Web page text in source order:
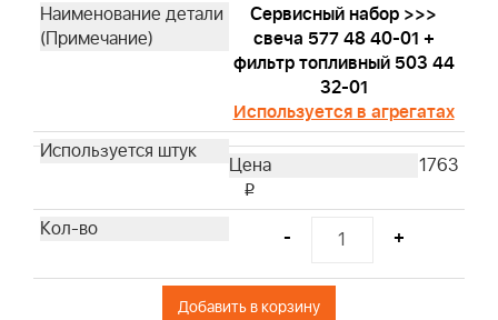
Сервисный набор >>>
свеча 577 48 40-01 +
фильтр топливный 503 44
32-01
Используется в агрегатах
1763
i
- +
Добавить в корзину